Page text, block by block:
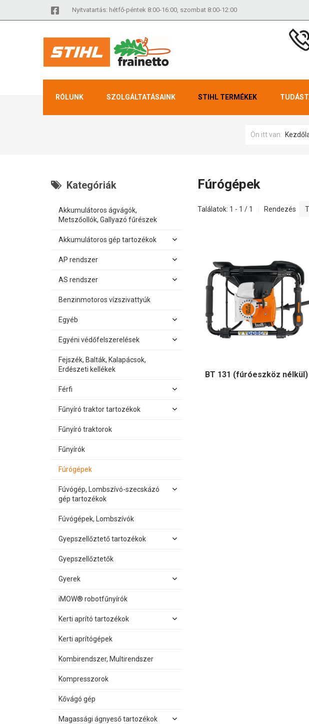
Nyitvatartás: hétfő-péntek 8:00-16:00, szombat 8:00-12:00
RÓLUNK SZOLGÁLTATÁSAINK STIHL TERMÉKEK
Ön itt van:
Fúrógépek
Találatok: 1 - 1 / 1 Rendezés
BT 131 (fúróeszköz nélkül)
Kategóriák
Akkumulátoros ágvágók,
Metszőollók, Gallyazó fűrészek
Akkumulátoros gép tartozékok
AP rendszer
AS rendszer
Benzinmotoros vízszivattyúk
Egyéb
Egyéni védőfelszerelések
Fejszék, Balták, Kalapácsok,
Erdészeti kellékek
Férfi
Fűnyíró traktor tartozékok
Fűnyíró traktorok
Fűnyírók
Fúrógépek
Fúvógép, Lombszívó-szecskázó
gép tartozékok
Fúvógépek, Lombszívók
Gyepszellőztető tartozékok
Gyepszellőztetők
Gyerek
iMOW® robotfűnyírók
Kerti aprító tartozékok
Kerti aprítógépek
Kombirendszer, Multirendszer
Kompresszorok
Kővágó gép
Magassági ágnyeső tartozékok